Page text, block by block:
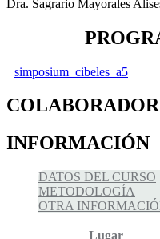
Dra. Sagrario Mayorales
simposium_cibeles_a5
INFORMACIÓN
DATOS DEL CURSO
METODOLOGÍA
OTRA
Lugar